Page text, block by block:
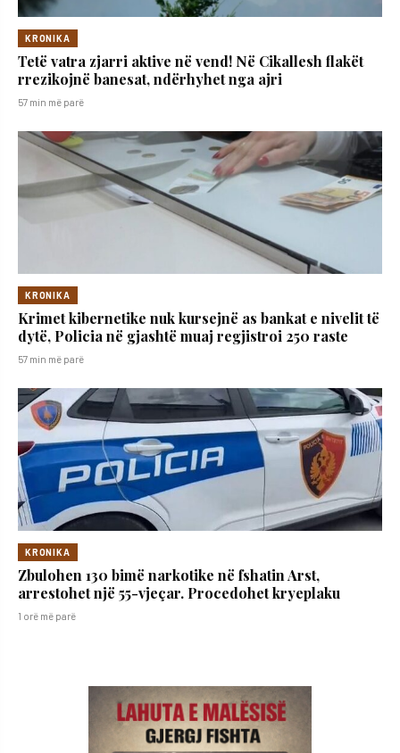
KRONIKA
Tetë vatra zjarri aktive në vend! Në Cikallesh flakët
rrezikojnë banesat, ndërhyhet nga ajri
57 min më parë
KRONIKA
Krimet kibernetike nuk kursejnë as bankat e nivelit të
dytë, Policia në gjashtë muaj regjistroi 250 raste
57 min më parë
KRONIKA
Zbulohen 130 bimë narkotike në fshatin Arst,
arrestohet një 55-vjeçar. Procedohet kryeplaku
1 orë më parë